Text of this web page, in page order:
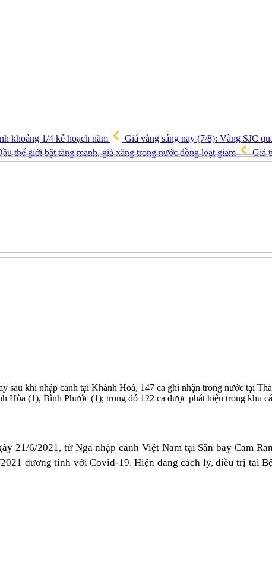
khoảng 1/4 kế hoạch năm
Giá vàng sáng nay (7/8): Vàng SJC
thế giới bật tăng mạnh, giá xăng trong nước đồng loạt giảm
Giá
sau khi nhập cảnh tại Khánh Hoà, 147 ca ghi nhận trong nước tại
(1), Bình Phước (1); trong đó 122 ca được phát hiện trong khu
21/6/2021, từ Nga nhập cảnh Việt Nam tại Sân bay Cam
dương tính với Covid-19. Hiện đang cách ly, điều trị tại